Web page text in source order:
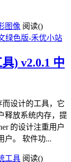
图像 阅读()
) v2.0.1 中
而设计的工具，它
释放系统内存，提
的设计注重用户
户。 软件功...
工具 阅读()